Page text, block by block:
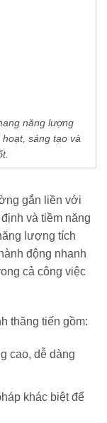
năng lượng
sáng tạo và
gắn liền với
và tiềm năng
lượng tích
động nhanh
cả công việc
thăng tiến gồm:
cao, dễ dàng
khác biệt để